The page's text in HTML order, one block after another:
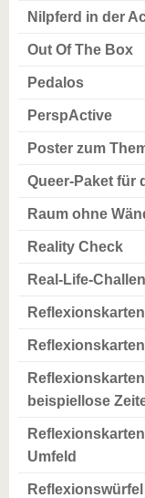
Nilpferd in der
Out Of The Box
Pedalos
PerspActive
Poster zum
Queer-Paket für
Raum ohne
Reality Check
Real-Life-
beispiellose
Umfeld
Reflexionswürfel